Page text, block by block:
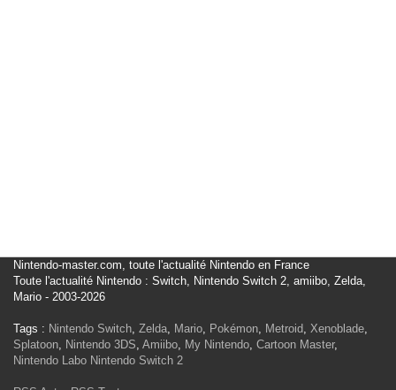
Nintendo-master.com, toute l'actualité Nintendo en France
Toute l'actualité Nintendo : Switch, Nintendo Switch 2, amiibo, Zelda,
Mario - 2003-2026
Tags : Nintendo Switch, Zelda, Mario, Pokémon, Metroid, Xenoblade,
Splatoon, Nintendo 3DS, Amiibo, My Nintendo, Cartoon Master,
Nintendo Labo Nintendo Switch 2